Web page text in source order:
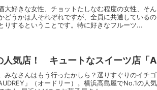
大好きな女性、チョットたしなむ程度の女性、そ
どうかは人それぞれですが、全員に共通している
りするということです。特に好きなフルーツ...
人気店！ キュートなスイーツ店「
なさんはもう行ったかしら？選りすぐりのイチ
」（オードリー）。横浜高島屋でNo.1の人